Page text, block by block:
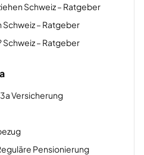
Schweiz – Ratgeber
– Ratgeber
Schweiz – Ratgeber
Versicherung
Pensionierung